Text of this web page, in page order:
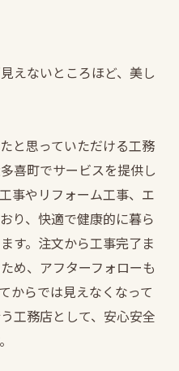
えないところほど、美し
と思っていただける工務
喜町でサービスを提供し
事やリフォーム工事、エ
り、快適で健康的に暮ら
す。注文から工事完了ま
め、アフターフォローも
からでは見えなくなって
工務店として、安心安全